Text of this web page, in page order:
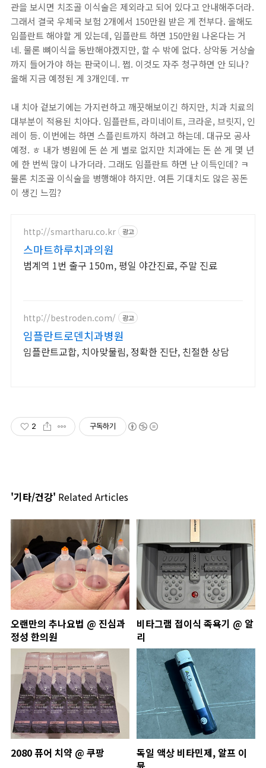
관을 보시면 치조골 이식술은 제외라고 되어 있다고 안내해주더라.
그래서 결국 우체국 보험 2개에서 150만원 받은 게 전부다. 올해도
임플란트 해야할 게 있는데, 임플란트 하면 150만원 나온다는 거
네. 물론 뼈이식을 동반해야겠지만, 할 수 밖에 없다. 상악동 거상술
까지 들어가야 하는 판국이니. 쩝. 이것도 자주 청구하면 안 되나?
올해 지금 예정된 게 3개인데. ㅠ
내 치아 겉보기에는 가지런하고 깨끗해보이긴 하지만, 치과 치료의
대부분이 적용된 치아다. 임플란트, 라미네이트, 크라운, 브릿지, 인
레이 등. 이번에는 하면 스플린트까지 하려고 하는데. 대규모 공사
예정. ㅎ 내가 병원에 돈 쓴 게 별로 없지만 치과에는 돈 쓴 게 몇 년
에 한 번씩 많이 나가더라. 그래도 임플란트 하면 난 이득인데? ㅋ
물론 치조골 이식술을 병행해야 하지만. 여튼 기대치도 않은 꽁돈
이 생긴 느낌?
http://smartharu.co.kr 광고
스마트하루치과의원
범계역 1번 출구 150m, 평일 야간진료, 주말 진료
http://bestroden.com/ 광고
임플란트로덴치과병원
임플란트교합, 치아맞물림, 정확한 진단, 친절한 상담
2 구독하기
'기타/건강' Related Articles
오랜만의 추나요법 @ 진심과
정성 한의원
비타그램 접이식 족욕기 @ 알
리
2080 퓨어 치약 @ 쿠팡
독일 액상 비타민제, 알프 이